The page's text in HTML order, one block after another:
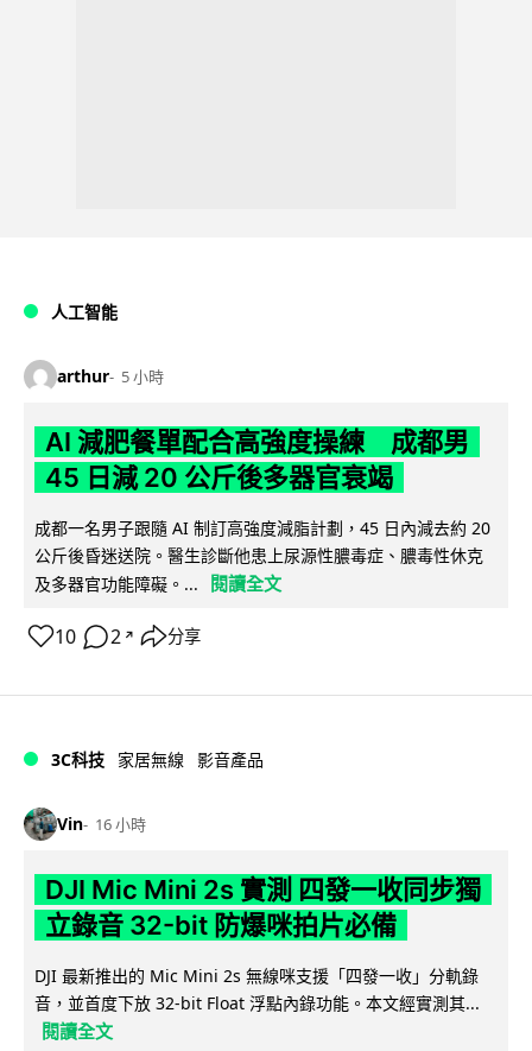
人工智能
arthur 5 小時
AI 減肥餐單配合高強度操練 成都男
45 日減 20 公斤後多器官衰竭
成都一名男子跟隨 AI 制訂高強度減脂計劃，45 日內減去約 20
公斤後昏迷送院。醫生診斷他患上尿源性膿毒症、膿毒性休克
及多器官功能障礙。...
閱讀全文
10 2 ↗ 分享
3C科技 家居無線 影音產品
Vin 16 小時
DJI Mic Mini 2s 實測 四發一收同步獨
立錄音 32-bit 防爆咪拍片必備
DJI 最新推出的 Mic Mini 2s 無線咪支援「四發一收」分軌錄
音，並首度下放 32-bit Float 浮點內錄功能。本文經實測其...
閱讀全文